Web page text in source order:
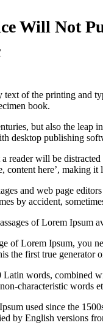
Will Not
of the printing and
book.
but also the leap
desktop publishing
reader will be
content here’, making
and web page
by accident,
of Lorem Ipsum
of Lorem Ipsum, you
the first true generator
words, combined
characteristic words
used since the
by English versions